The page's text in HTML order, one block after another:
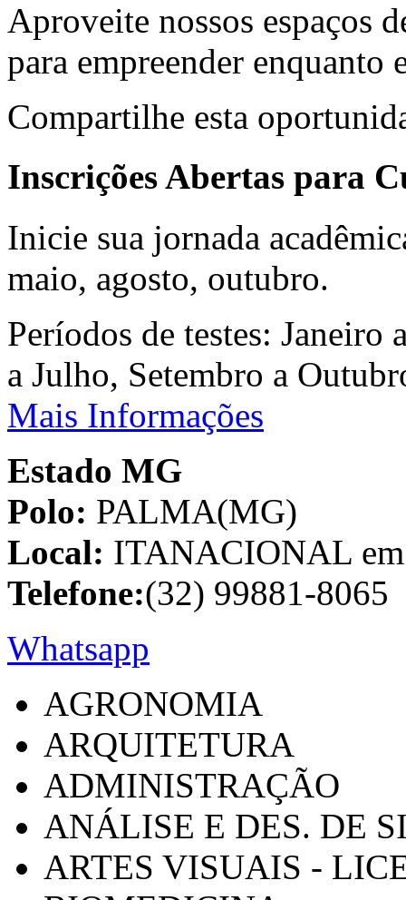
Aproveite nossos espaços
para empreender enquanto
Compartilhe esta
Inscrições Abertas para
Inicie sua jornada
maio, agosto, outubro.
Períodos de testes:
a Julho, Setembro a
Mais Informações
Estado MG
Polo: PALMA(MG)
Local: ITANACIONAL
Telefone:(32) 99881-8065
Whatsapp
AGRONOMIA
ARQUITETURA
ADMINISTRAÇÃO
ANÁLISE E DES. DE
ARTES VISUAIS -